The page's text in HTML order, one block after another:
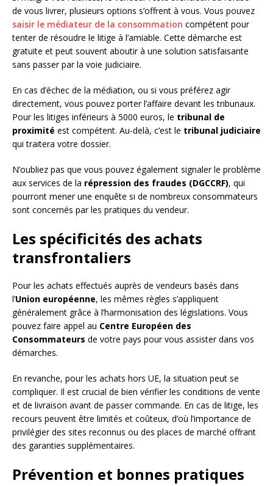
de vous livrer, plusieurs options s’offrent à vous. Vous pouvez
saisir le médiateur de la consommation compétent pour
tenter de résoudre le litige à l’amiable. Cette démarche est
gratuite et peut souvent aboutir à une solution satisfaisante
sans passer par la voie judiciaire.
En cas d’échec de la médiation, ou si vous préférez agir
directement, vous pouvez porter l’affaire devant les tribunaux.
Pour les litiges inférieurs à 5000 euros, le tribunal de
proximité est compétent. Au-delà, c’est le tribunal judiciaire
qui traitera votre dossier.
N’oubliez pas que vous pouvez également signaler le problème
aux services de la répression des fraudes (DGCCRF), qui
pourront mener une enquête si de nombreux consommateurs
sont concernés par les pratiques du vendeur.
Les spécificités des achats
transfrontaliers
Pour les achats effectués auprès de vendeurs basés dans
l’Union européenne, les mêmes règles s’appliquent
généralement grâce à l’harmonisation des législations. Vous
pouvez faire appel au Centre Européen des
Consommateurs de votre pays pour vous assister dans vos
démarches.
En revanche, pour les achats hors UE, la situation peut se
compliquer. Il est crucial de bien vérifier les conditions de vente
et de livraison avant de passer commande. En cas de litige, les
recours peuvent être limités et coûteux, d’où l’importance de
privilégier des sites reconnus ou des places de marché offrant
des garanties supplémentaires.
Prévention et bonnes pratiques